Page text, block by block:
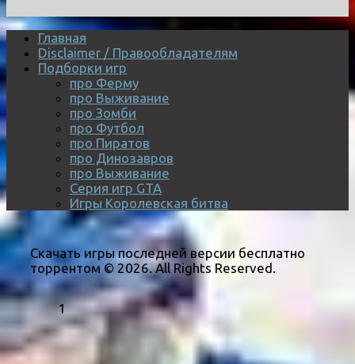
Главная
Disclaimer / Правообладателям
Подборки игр
про Ферму
про Выживание
про Зомби
про Футбол
про Пиратов
про Динозавров
про Выживание
Серия игр GTA
Игры Королевская битва
Скачать игры последней версии бесплатно
торрентом © 2026. All Rights Reserved.
1